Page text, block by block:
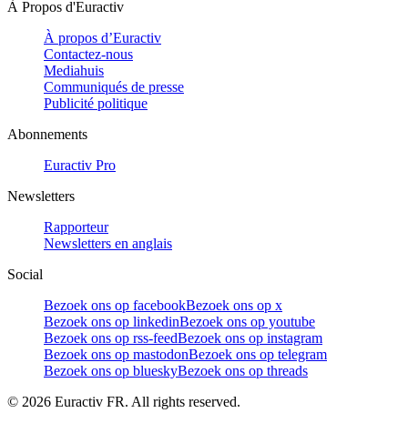
À Propos d'Euractiv
À propos d’Euractiv
Contactez-nous
Mediahuis
Communiqués de presse
Publicité politique
Abonnements
Euractiv Pro
Newsletters
Rapporteur
Newsletters en anglais
Social
Bezoek ons op facebookBezoek ons op x
Bezoek ons op linkedinBezoek ons op youtube
Bezoek ons op rss-feedBezoek ons op instagram
Bezoek ons op mastodonBezoek ons op telegram
Bezoek ons op blueskyBezoek ons op threads
© 2026 Euractiv FR. All rights reserved.